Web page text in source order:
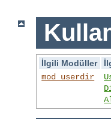
İlgili Modüller
mod_userdir